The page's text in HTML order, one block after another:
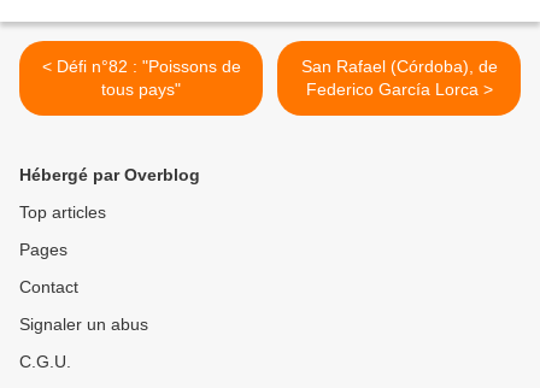
< Défi n°82 : "Poissons de
tous pays"
San Rafael (Córdoba), de
Federico García Lorca >
Hébergé par Overblog
Top articles
Pages
Contact
Signaler un abus
C.G.U.